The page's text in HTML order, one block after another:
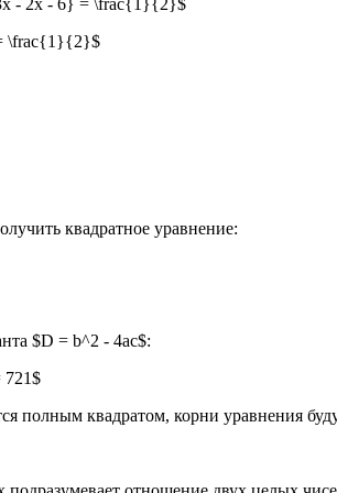
- 2x - 6} = \frac{1}{2}$
\frac{1}{2}$
квадратное уравнение:
$D = b^2 - 4ac$:
721$
полным квадратом, корни уравнения